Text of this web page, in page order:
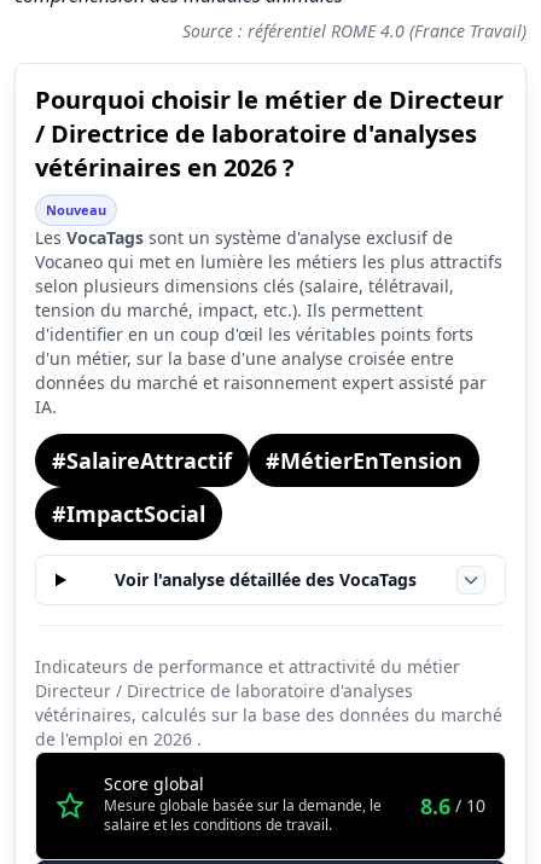
Source : référentiel ROME 4.0 (France Travail)
Pourquoi choisir le métier de Directeur
/ Directrice de laboratoire d'analyses
vétérinaires en 2026 ?
Nouveau
Les VocaTags sont un système d'analyse exclusif de
Vocaneo qui met en lumière les métiers les plus attractifs
selon plusieurs dimensions clés (salaire, télétravail,
tension du marché, impact, etc.). Ils permettent
d'identifier en un coup d'œil les véritables points forts
d'un métier, sur la base d'une analyse croisée entre
données du marché et raisonnement expert assisté par
IA.
#SalaireAttractif
#MétierEnTension
#ImpactSocial
Voir l'analyse détaillée des VocaTags
Indicateurs de performance et attractivité du métier
Directeur / Directrice de laboratoire d'analyses
vétérinaires, calculés sur la base des données du marché
de l'emploi en 2026 .
Score global
Mesure globale basée sur la demande, le
salaire et les conditions de travail.
8.6 / 10
Synthèse des scores du métier Directeur / Directrice de
Indicateur
Score
Tension du marché
Salaire
Conditions de travail